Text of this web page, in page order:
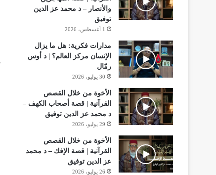
والأنصار – د محمد عز الدين
توفيق
1 أغسطس، 2026
مدارات فكرية: هل ما يزال
الإنسان مركز العالم؟ | د أوس
رمّال
30 يوليو، 2026
الأخوة من خلال القصص
القرآنية | قصة أصحاب الكهف –
د محمد عز الدين توفيق
29 يوليو، 2026
الأخوة من خلال القصص
القرآنية | قصة الإفك – د محمد
عز الدين توفيق
26 يوليو، 2026